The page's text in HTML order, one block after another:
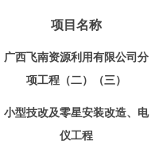
项目名称
广西飞南资源利用有限公司分
项工程（二）（三）
小型技改及零星安装改造、电
仪工程